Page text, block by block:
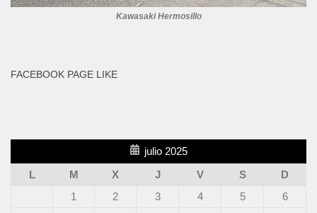
Kawasaki Hermosillo
FACEBOOK PAGE LIKE
julio 2025
L
M X J V S
D
1
2 3 4 5
6